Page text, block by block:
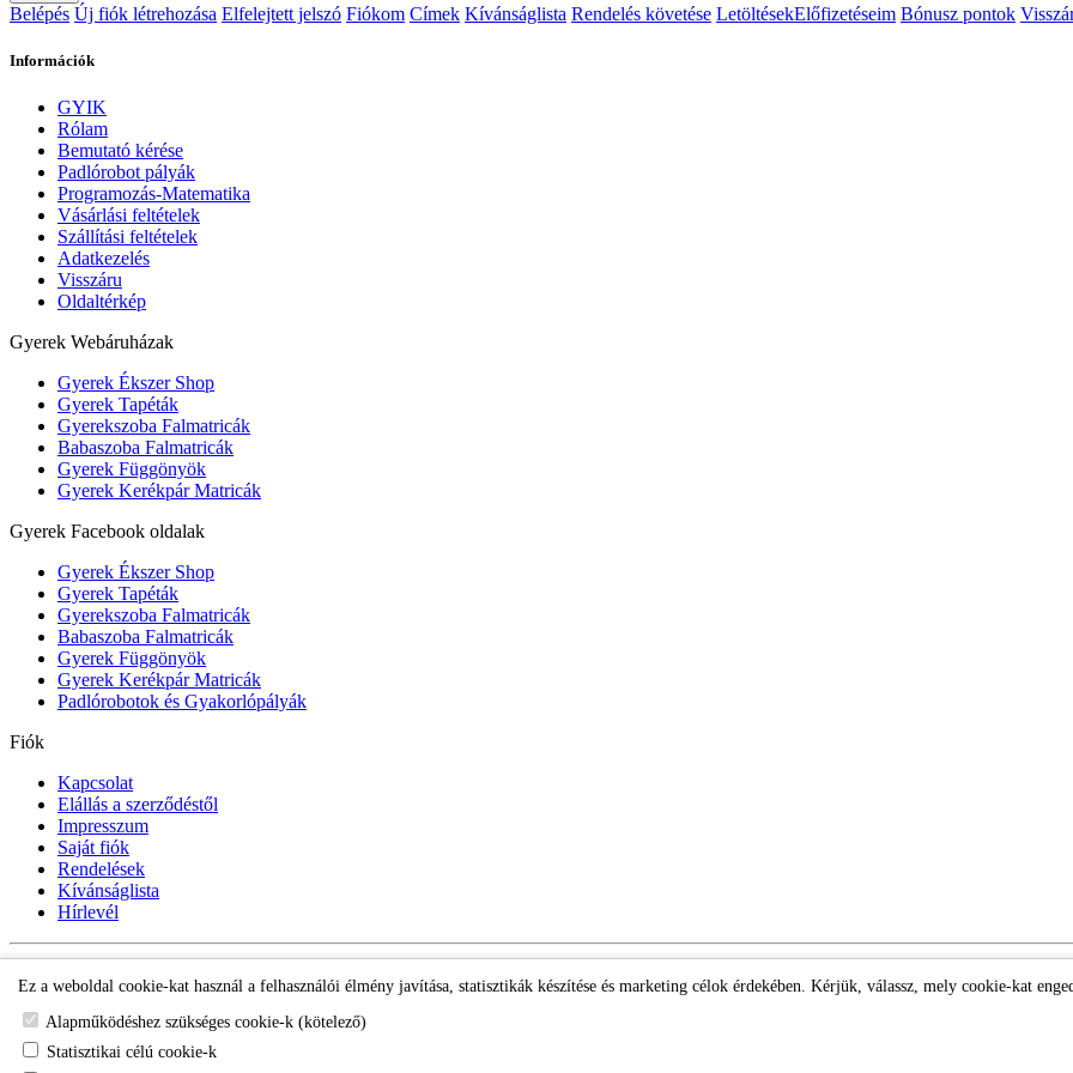
Belépés Új fiók létrehozása Elfelejtett jelszó Fiókom Címek Kívánságlista Rendelés követése LetöltésekElőfizetéseim Bónusz pontok
Információk
GYIK
Rólam
Bemutató kérése
Padlórobot pályák
Programozás-Matematika
Vásárlási feltételek
Szállítási feltételek
Adatkezelés
Visszáru
Oldaltérkép
Gyerek Webáruházak
Gyerek Ékszer Shop
Gyerek Tapéták
Gyerekszoba Falmatricák
Babaszoba Falmatricák
Gyerek Függönyök
Gyerek Kerékpár Matricák
Gyerek Facebook oldalak
Gyerek Ékszer Shop
Gyerek Tapéták
Gyerekszoba Falmatricák
Babaszoba Falmatricák
Gyerek Függönyök
Gyerek Kerékpár Matricák
Padlórobotok és Gyakorlópályák
Fiók
Kapcsolat
Elállás a szerződéstől
Impresszum
Saját fiók
Rendelések
Kívánságlista
Hírlevél
Ez a weboldal cookie-kat használ a felhasználói élmény javítása, statisztikák készítése és marketing célok érdekében. Kérjük, válassz, mely cookie-kat
Alapműködéshez szükséges cookie-k (kötelező)
Statisztikai célú cookie-k